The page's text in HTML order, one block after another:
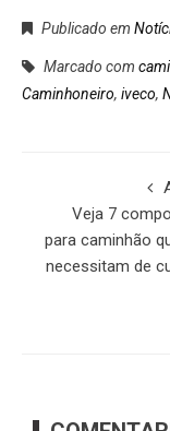
Publicado em
Marcado com
Caminhoneiro, iveco,
Veja 7
para caminhão
necessitam de